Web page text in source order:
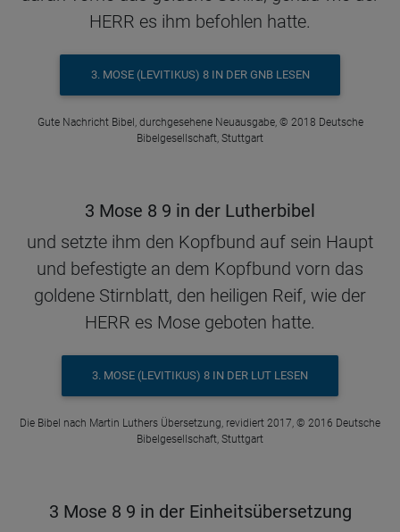
HERR es ihm befohlen hatte.
3. MOSE (LEVITIKUS) 8 IN DER GNB LESEN
Gute Nachricht Bibel, durchgesehene Neuausgabe, © 2018 Deutsche
Bibelgesellschaft, Stuttgart
3 Mose 8 9 in der Lutherbibel
und setzte ihm den Kopfbund auf sein Haupt
und befestigte an dem Kopfbund vorn das
goldene Stirnblatt, den heiligen Reif, wie der
HERR es Mose geboten hatte.
3. MOSE (LEVITIKUS) 8 IN DER LUT LESEN
Die Bibel nach Martin Luthers Übersetzung, revidiert 2017, © 2016 Deutsche
Bibelgesellschaft, Stuttgart
3 Mose 8 9 in der Einheitsübersetzung